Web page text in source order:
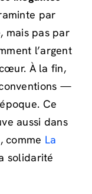
par
mais pas par
l’argent
À la fin,
—
Ce
aussi dans
comme La
solidarité